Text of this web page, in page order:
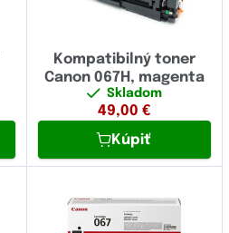
Kompatibilný toner
Canon 067H, magenta
Skladom
49,00 €
Kúpiť